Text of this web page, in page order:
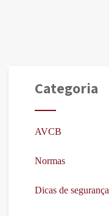
Categoria
AVCB
Normas
Dicas de segurança